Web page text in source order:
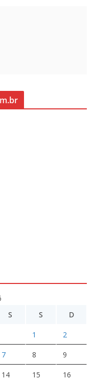
S S D
1 2
7 8 9
14 15 16